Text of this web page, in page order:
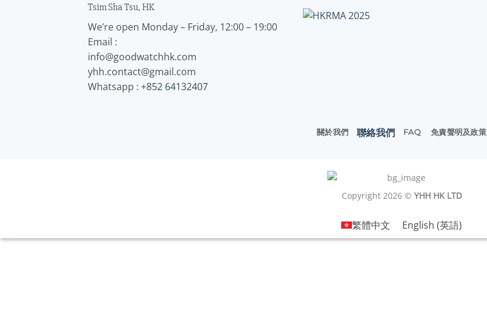
Tsim Sha Tsu, HK
We’re open Monday – Friday, 12:00 – 19:00
Email :
info@goodwatchhk.com
yhh.contact@gmail.com
Whatsapp : +852 64132407
關於我們 聯絡我們 FAQ 免責聲明及政策
Copyright 2026 © YHH HK LTD
繁體中文 English (英語)